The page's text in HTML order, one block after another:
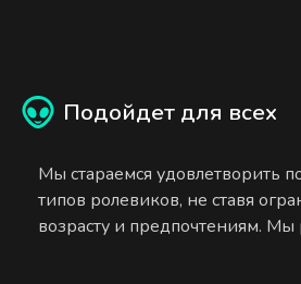
Подойдет для всех
Мы стараемся удовлетворить
типов ролевиков, не ставя
возрасту и предпочтениям.